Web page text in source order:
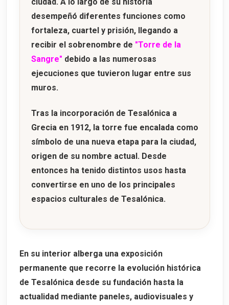
desempeñó diferentes funciones como
fortaleza, cuartel y prisión, llegando a
recibir el sobrenombre de "Torre de la
Sangre" debido a las numerosas
ejecuciones que tuvieron lugar entre sus
muros.
Tras la incorporación de Tesalónica a
Grecia en 1912, la torre fue encalada como
símbolo de una nueva etapa para la ciudad,
origen de su nombre actual. Desde
entonces ha tenido distintos usos hasta
convertirse en uno de los principales
espacios culturales de Tesalónica.
En su interior alberga una exposición
permanente que recorre la evolución histórica
de Tesalónica desde su fundación hasta la
actualidad mediante paneles, audiovisuales y